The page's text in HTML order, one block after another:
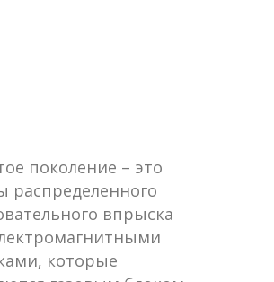
поколение – это
распределенного
впрыска
которые